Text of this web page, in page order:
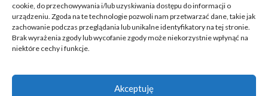
cookie, do przechowywania i/lub uzyskiwania dostępu do informacji o
urządzeniu. Zgoda na te technologie pozwoli nam przetwarzać dane, takie jak
zachowanie podczas przeglądania lub unikalne identyfikatory na tej stronie.
Brak wyrażenia zgody lub wycofanie zgody może niekorzystnie wpłynąć na
niektóre cechy i funkcje.
Akceptuję